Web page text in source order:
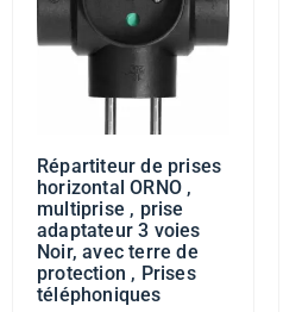
Répartiteur de prises
horizontal ORNO ,
multiprise , prise
adaptateur 3 voies
Noir, avec terre de
protection , Prises
téléphoniques